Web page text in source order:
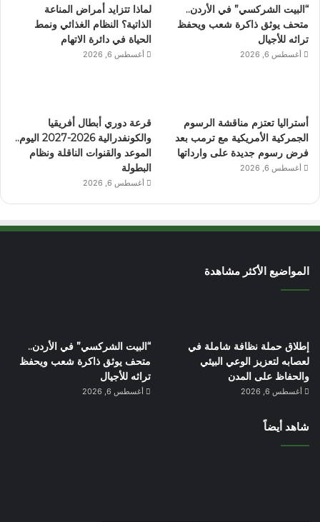
“البيت الشركسي” في الأردن..
متحف يوثق ذاكرة شعب ويحفظ
تراثه للأجيال
أغسطس 6, 2026
لماذا تتزايد أمراض المناعة
الذاتية؟ النظام الغذائي ونمط
الحياة في دائرة الاتهام
أغسطس 6, 2026
أستراليا تعتزم مناقشة الرسوم
الجمركية الأمريكية مع ترمب بعد
فرض رسوم جديدة على وارداتها
أغسطس 6, 2026
قرعة دوري أبطال أفريقيا
والكونفدرالية 2026-2027 اليوم..
الموعد والقنوات الناقلة ونظام
البطولة
أغسطس 6, 2026
المواضيع الأكثر مشاهدة
إطلاق حملة نظافة شاملة في
لعصابه لتعزيز الوعي البيئي
والحفاظ على المدن
أغسطس 6, 2026
“البيت الشركسي” في الأردن..
متحف يوثق ذاكرة شعب ويحفظ
تراثه للأجيال
أغسطس 6, 2026
شاهد أيضاً